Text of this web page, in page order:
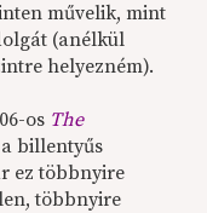
művelik, mint
(anélkül
helyezném).
os The
billentyűs
ez többnyire
többnyire